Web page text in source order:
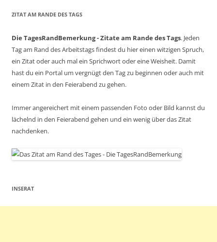
ZITAT AM RANDE DES TAGS
Die TagesRandBemerkung - Zitate am Rande des Tags. Jeden
Tag am Rand des Arbeitstags findest du hier einen witzigen Spruch,
ein Zitat oder auch mal ein Sprichwort oder eine Weisheit. Damit
hast du ein Portal um vergnügt den Tag zu beginnen oder auch mit
einem Zitat in den Feierabend zu gehen.
Immer angereichert mit einem passenden Foto oder Bild kannst du
lächelnd in den Feierabend gehen und ein wenig über das Zitat
nachdenken.
INSERAT